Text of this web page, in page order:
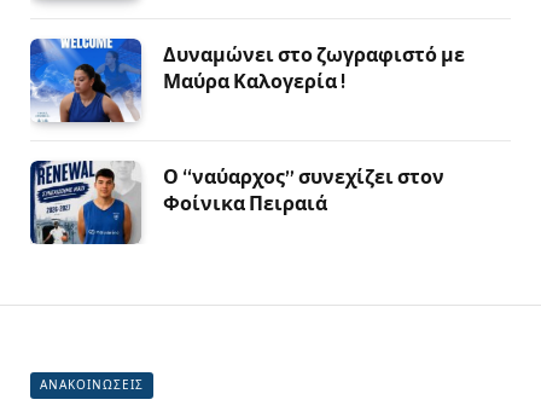
Δυναμώνει στο ζωγραφιστό με
Μαύρα Καλογερία !
Ο “ναύαρχος” συνεχίζει στον
Φοίνικα Πειραιά
ΑΝΑΚΟΙΝΩΣΕΙΣ